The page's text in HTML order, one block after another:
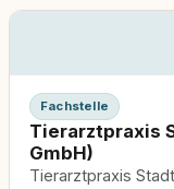
Fachstelle
Tierarztpraxis
GmbH)
Tierarztpraxis